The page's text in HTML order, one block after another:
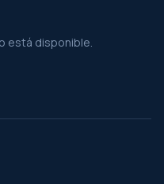
está disponible.